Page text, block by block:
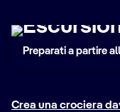
Preparati a partire
Crea una crociera